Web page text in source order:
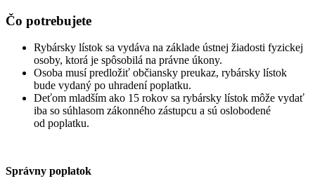
Čo potrebujete
Rybársky lístok sa vydáva na základe ústnej žiadosti fyzickej
osoby, ktorá je spôsobilá na právne úkony.
Osoba musí predložiť občiansky preukaz, rybársky lístok
bude vydaný po uhradení poplatku.
Deťom mladším ako 15 rokov sa rybársky lístok môže vydať
iba so súhlasom zákonného zástupcu a sú oslobodené
od poplatku.
Správny poplatok